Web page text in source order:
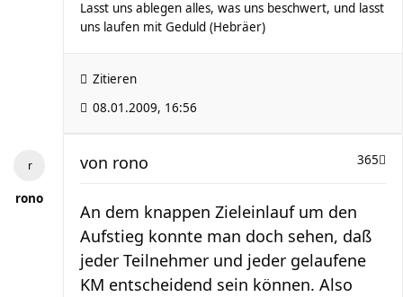
Lasst uns ablegen alles, was uns beschwert, und lasst
uns laufen mit Geduld (Hebräer)
Zitieren
08.01.2009, 16:56
rono
365
von rono
An dem knappen Zieleinlauf um den
Aufstieg konnte man doch sehen, daß
jeder Teilnehmer und jeder gelaufene
KM entscheidend sein können. Also